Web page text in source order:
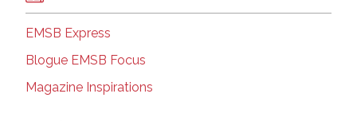
EMSB Express
Blogue EMSB Focus
Magazine Inspirations